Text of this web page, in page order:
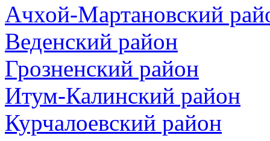
Ачхой-Мартановский
Веденский район
Грозненский район
Итум-Калинский район
Курчалоевский район